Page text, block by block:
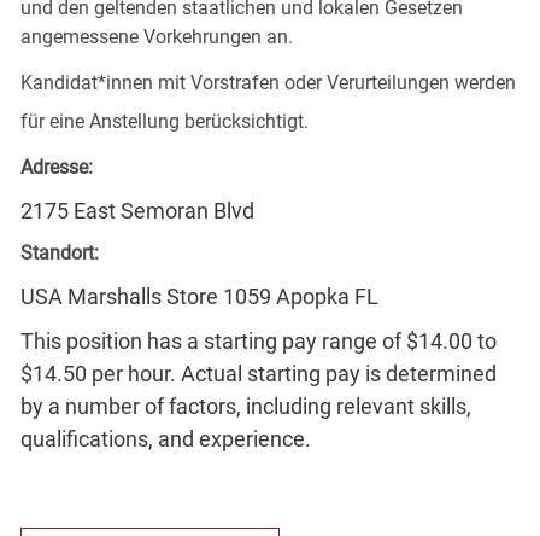
und den geltenden staatlichen und lokalen Gesetzen
angemessene Vorkehrungen an.
Kandidat*innen mit Vorstrafen oder Verurteilungen werden
für eine Anstellung berücksichtigt.
Adresse:
2175 East Semoran Blvd
Standort:
USA Marshalls Store 1059 Apopka FL
This position has a starting pay range of $14.00 to
$14.50 per hour. Actual starting pay is determined
by a number of factors, including relevant skills,
qualifications, and experience.